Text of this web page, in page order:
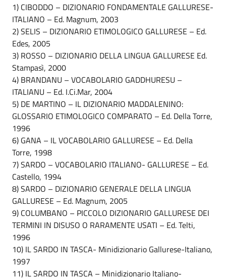
1) CIBODDO – DIZIONARIO FONDAMENTALE GALLURESE-
ITALIANO – Ed. Magnum, 2003
2) SELIS – DIZIONARIO ETIMOLOGICO GALLURESE – Ed.
Edes, 2005
3) ROSSO – DIZIONARIO DELLA LINGUA GALLURESE Ed.
Stampasì, 2000
4) BRANDANU – VOCABOLARIO GADDHURESU –
ITALIANU – Ed. I.Ci.Mar, 2004
5) DE MARTINO – IL DIZIONARIO MADDALENINO:
GLOSSARIO ETIMOLOGICO COMPARATO – Ed. Della Torre,
1996
6) GANA – IL VOCABOLARIO GALLURESE – Ed. Della
Torre, 1998
7) SARDO – VOCABOLARIO ITALIANO- GALLURESE – Ed.
Castello, 1994
8) SARDO – DIZIONARIO GENERALE DELLA LINGUA
GALLURESE – Ed. Magnum, 2005
9) COLUMBANO – PICCOLO DIZIONARIO GALLURESE DEI
TERMINI IN DISUSO O RARAMENTE USATI – Ed. Telti,
1996
10) IL SARDO IN TASCA- Minidizionario Gallurese-Italiano,
1997
11) IL SARDO IN TASCA – Minidizionario Italiano-